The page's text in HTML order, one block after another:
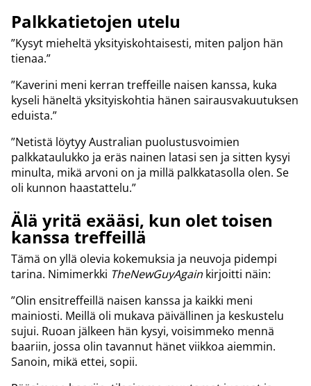
Palkkatietojen utelu
”Kysyt mieheltä yksityiskohtaisesti, miten paljon hän
tienaa.”
”Kaverini meni kerran treffeille naisen kanssa, kuka
kyseli häneltä yksityiskohtia hänen sairausvakuutuksen
eduista.”
”Netistä löytyy Australian puolustusvoimien
palkkataulukko ja eräs nainen latasi sen ja sitten kysyi
minulta, mikä arvoni on ja millä palkkatasolla olen. Se
oli kunnon haastattelu.”
Älä yritä exääsi, kun olet toisen
kanssa treffeillä
Tämä on yllä olevia kokemuksia ja neuvoja pidempi
tarina. Nimimerkki TheNewGuyAgain kirjoitti näin:
”Olin ensitreffeillä naisen kanssa ja kaikki meni
mainiosti. Meillä oli mukava päivällinen ja keskustelu
sujui. Ruoan jälkeen hän kysyi, voisimmeko mennä
baariin, jossa olin tavannut hänet viikkoa aiemmin.
Sanoin, mikä ettei, sopii.